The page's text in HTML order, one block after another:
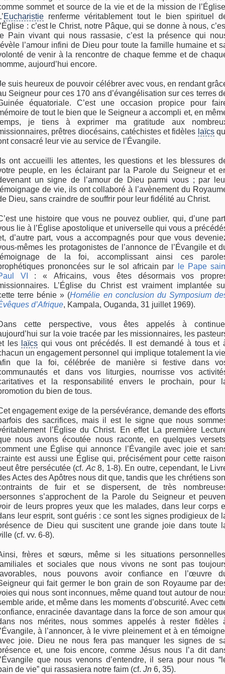
sommet et source de la vie et de la mission de
Eucharistie renferme véritablement tout le bien spirituel
: c’est le Christ, notre Pâque, qui se donne à nous,
Pain vivant qui nous rassasie, c’est la présence qui
l’amour infini de Dieu pour toute la famille humaine et
de venir à la rencontre de chaque femme et de
aujourd’hui encore.
suis heureux de pouvoir célébrer avec vous, en rendant
Seigneur pour ces 170 ans d’évangélisation sur ces terres
équatoriale. C’est une occasion propice pour
de tout le bien que le Seigneur a accompli et, en
je tiens à exprimer ma gratitude aux
prêtres diocésains, catéchistes et fidèles laïcs
consacré leur vie au service de l’Évangile.
ont accueilli les attentes, les questions et les blessures
peuple, en les éclairant par la Parole du Seigneur et
un signe de l’amour de Dieu parmi vous ; par
de vie, ils ont collaboré à l’avènement du
Dieu, sans craindre de souffrir pour leur fidélité au Christ.
une histoire que vous ne pouvez oublier, qui, d’une
lie à l’Église apostolique et universelle qui vous a
d’autre part, vous a accompagnés pour que vous
mêmes les protagonistes de l’annonce de l’Évangile et
de la foi, accomplissant ainsi ces
prononcées sur le sol africain par
le Pape
VI
: « Africains, vous êtes désormais vos
L’Église du Christ est vraiment implantée
terre bénie » (Homélie en conclusion du Symposium
d’Afrique, Kampala, Ouganda, 31 juillet 1969).
cette perspective, vous êtes appelés à
sur la voie tracée par les missionnaires, les
les laïcs qui vous ont précédés. Il est demandé à tous et
un engagement personnel qui implique totalement la
que la foi, célébrée de manière si festive dans
et dans vos liturgies, nourrisse vos
et la responsabilité envers le prochain, pour
du bien de tous.
engagement exige de la persévérance, demande des
des sacrifices, mais il est le signe que nous
l’Église du Christ. En effet La première
nous avons écoutée nous raconte, en quelques
une Église qui annonce l’Évangile avec joie et
est aussi une Église qui, précisément pour cette
être persécutée (cf. Ac8, 1-8). En outre, cependant, le
Actes des Apôtres nous dit que, tandis que les chrétiens
de fuir et se dispersent, de très
s’approchent de la Parole du Seigneur et
de leurs propres yeux que les malades, dans leur corps
leur esprit, sont guéris : ce sont les signes prodigieux de
de Dieu qui suscitent une grande joie dans toute
(cf. vv. 6-8).
frères et sœurs, même si les situations
et sociales que nous vivons ne sont pas
nous pouvons avoir confiance en l’œuvre
qui fait germer le bon grain de son Royaume par
qui nous sont inconnues, même quand tout autour de
aride, et même dans les moments d’obscurité. Avec
enracinée davantage dans la force de son amour
nos mérites, nous sommes appelés à rester fidèles
à l’annoncer, à le vivre pleinement et à en
joie. Dieu ne nous fera pas manquer les signes de
et, une fois encore, comme Jésus nous l’a dit
que nous venons d’entendre, il sera pour nous
de vie” qui rassasiera notre faim (cf. Jn 6, 35).